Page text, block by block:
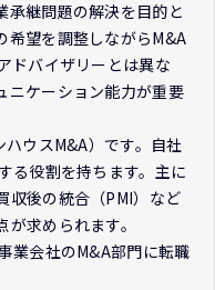
承継問題の解決を目的と
希望を調整しながらM&A
ドバイザリーとは異な
ニケーション能力が重要
ウスM&A）です。自社
る役割を持ちます。主に
収後の統合（PMI）など
求められます。
業会社のM&A部門に転職